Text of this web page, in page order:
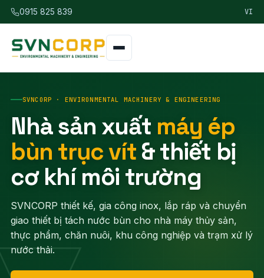
0915 825 839 VI
SVNCORP · ENVIRONMENTAL MACHINERY & ENGINEERING
Nhà sản xuất máy ép
bùn trục vít& thiết bị
cơ khí môi trường
SVNCORP thiết kế, gia công inox, lắp ráp và chuyển
giao thiết bị tách nước bùn cho nhà máy thủy sản,
thực phẩm, chăn nuôi, khu công nghiệp và trạm xử lý
nước thải.